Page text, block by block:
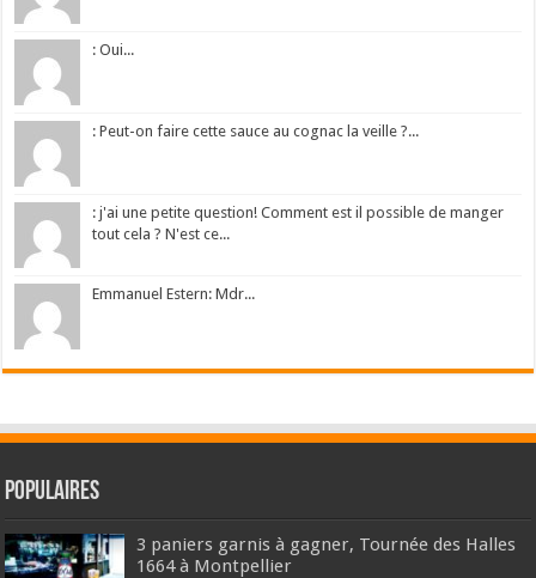
: Oui...
: Peut-on faire cette sauce au cognac la veille ?...
: j'ai une petite question! Comment est il possible de manger
tout cela ? N'est ce...
Emmanuel Estern: Mdr...
Populaires
3 paniers garnis à gagner, Tournée des Halles
1664 à Montpellier